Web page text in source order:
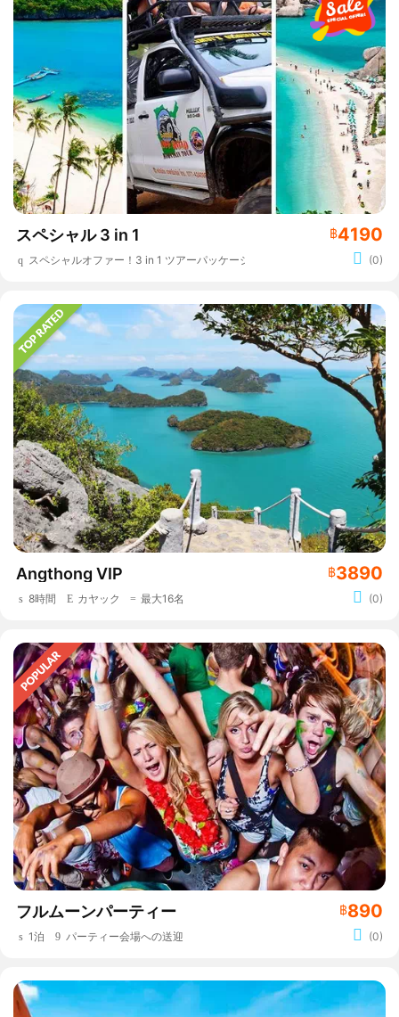
スペシャル 3 in 1 ฿4190
スペシャルオファー！3 in 1 ツアーパッケージ (0)
Angthong VIP ฿3890
8時間 カヤック 最大16名 (0)
フルムーンパーティー ฿890
1泊 パーティー会場への送迎 (0)